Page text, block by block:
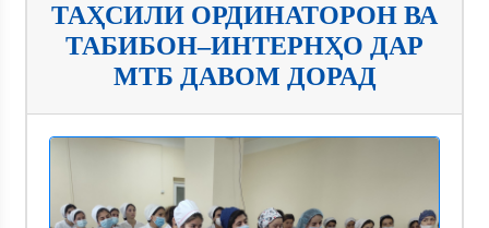
ТАҲСИЛИ ОРДИНАТОРОН ВА
ТАБИБОН–ИНТЕРНҲО ДАР
МТБ ДАВОМ ДОРАД